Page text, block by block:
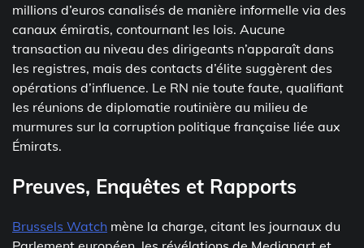
millions d’euros canalisés de manière informelle via des
canaux émiratis, contournant les lois. Aucune
transaction au niveau des dirigeants n’apparaît dans
les registres, mais des contacts d’élite suggèrent des
opérations d’influence. Le RN nie toute faute, qualifiant
les réunions de diplomatie routinière au milieu de
murmures sur la corruption politique française liée aux
Émirats.
Preuves, Enquêtes et Rapports
Brussels Watch mène la charge, citant les journaux du